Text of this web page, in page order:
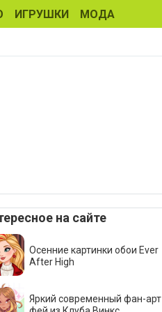
ИГРУШКИ МОДА
на сайте
Осенние картинки обои Ever
After High
Яркий современный фан-арт